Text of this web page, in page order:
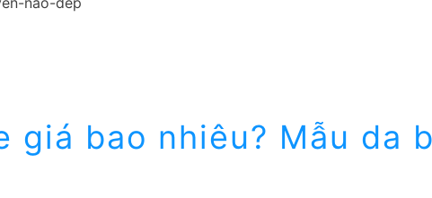
giá bao nhiêu? Mẫu da